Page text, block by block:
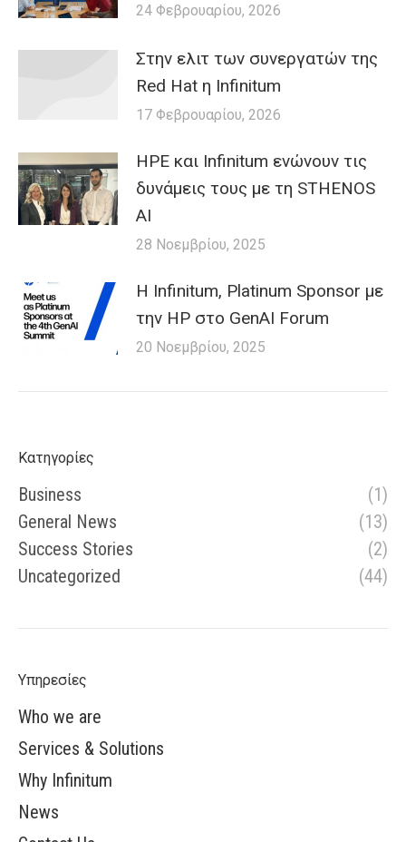
24 Φεβρουαρίου, 2026
Στην ελιτ των συνεργατών της
Red Hat η Infinitum
17 Φεβρουαρίου, 2026
HPE και Infinitum ενώνουν τις
δυνάμεις τους με τη STHENOS
AI
28 Νοεμβρίου, 2025
Η Infinitum, Platinum Sponsor με
την HP στο GenAI Forum
20 Νοεμβρίου, 2025
Κατηγορίες
Business
(1)
General News
(13)
Success Stories
(2)
Uncategorized
(44)
Υπηρεσίες
Who we are
Services & Solutions
Why Infinitum
News